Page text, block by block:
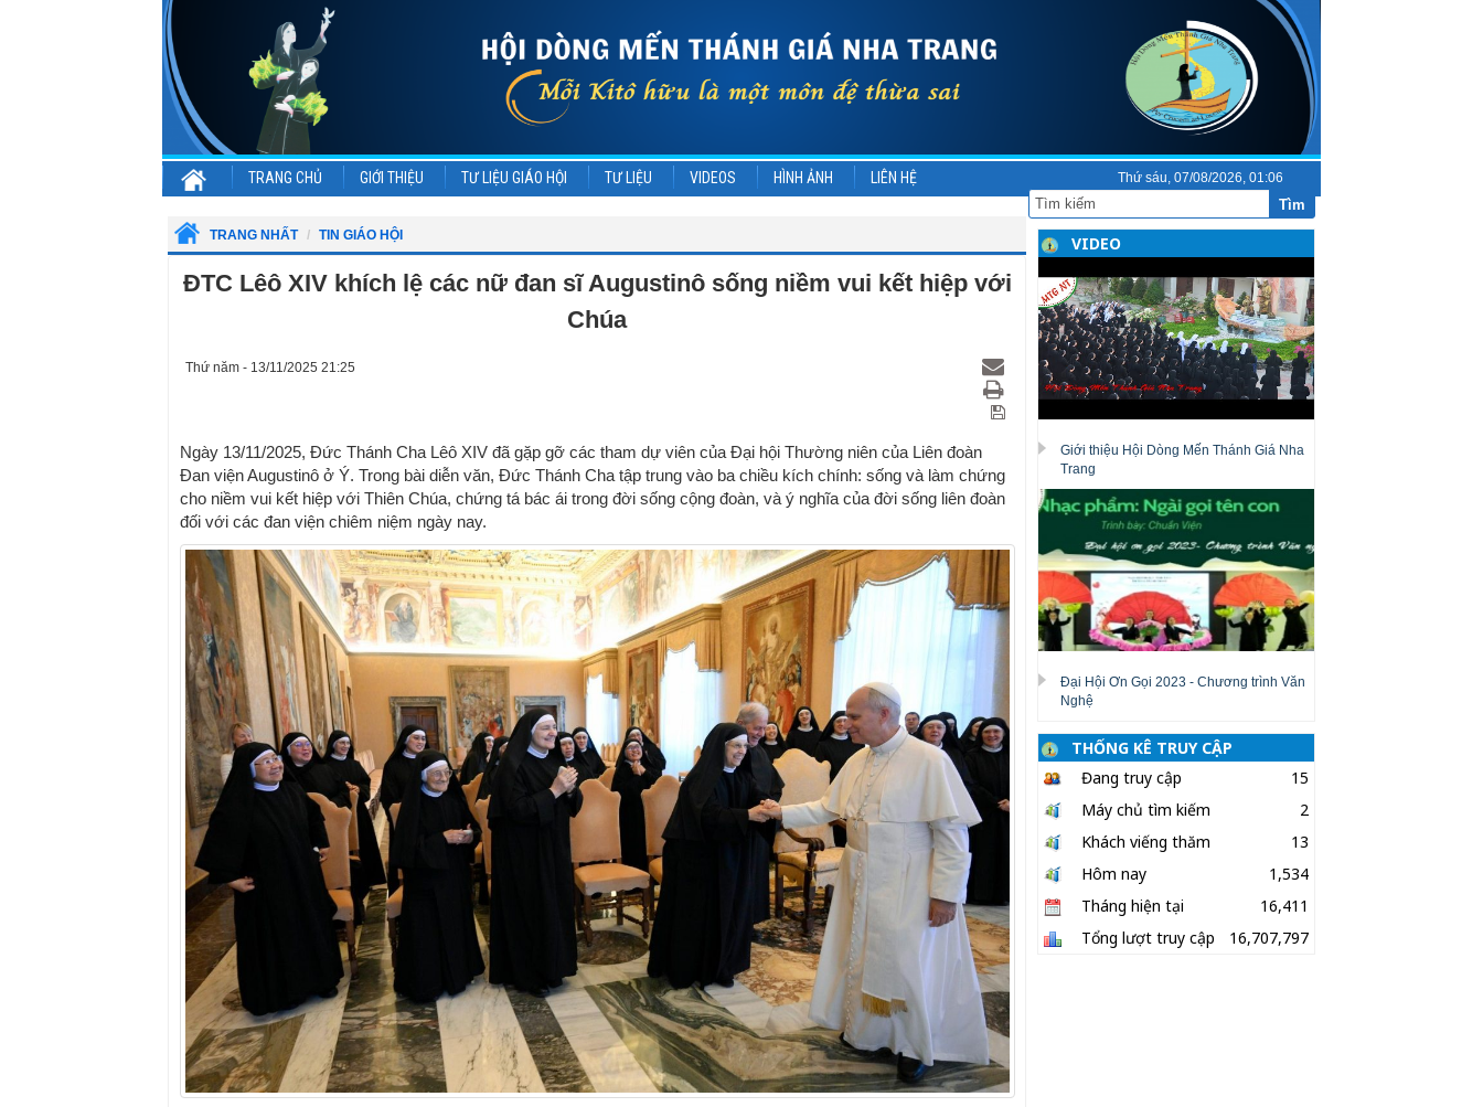
Tìm
TRANG CHỦ GIỚI THIỆU TƯ LIỆU GIÁO HỘI TƯ LIỆU VIDEOS HÌNH ẢNH LIÊN HỆ Thứ sáu, 07/08/2026, 01:06
TRANG NHẤT TIN GIÁO HỘI
ĐTC Lêô XIV khích lệ các nữ đan sĩ Augustinô sống niềm vui kết hiệp với
Chúa
Thứ năm - 13/11/2025 21:25
Ngày 13/11/2025, Đức Thánh Cha Lêô XIV đã gặp gỡ các tham dự viên của Đại hội Thường niên của Liên đoàn
Đan viện Augustinô ở Ý. Trong bài diễn văn, Đức Thánh Cha tập trung vào ba chiều kích chính: sống và làm chứng
cho niềm vui kết hiệp với Thiên Chúa, chứng tá bác ái trong đời sống cộng đoàn, và ý nghĩa của đời sống liên đoàn
đối với các đan viện chiêm niệm ngày nay.
VIDEO
Giới thiệu Hội Dòng Mến Thánh Giá Nha
Trang
Đại Hội Ơn Gọi 2023 - Chương trình Văn
Nghệ
THỐNG KÊ TRUY CẬP
Đang truy cập
15
Máy chủ tìm kiếm
2
Khách viếng thăm
13
Hôm nay
1,534
Tháng hiện tại
16,411
Tổng lượt truy cập
16,707,797